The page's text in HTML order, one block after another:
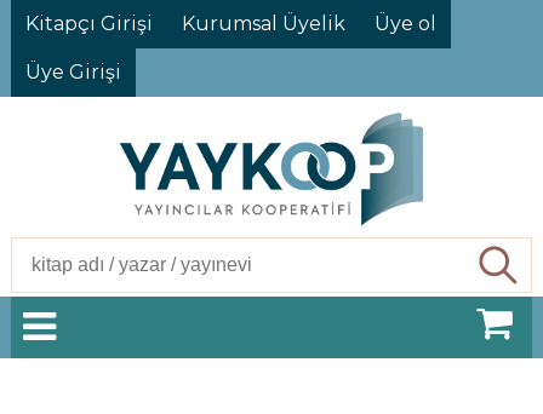
Kitapçı Girişi Kurumsal Üyelik Üye ol
Üye Girişi